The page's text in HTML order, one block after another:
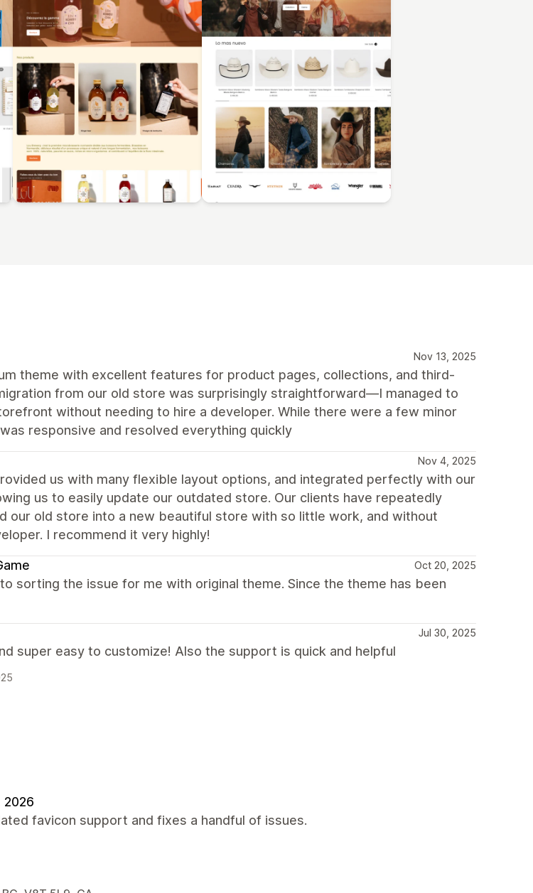
Nov 13, 2025
theme with excellent features for product pages, collections, and third-
from our old store was surprisingly straightforward—I managed to
without needing to hire a developer. While there were a few minor
responsive and resolved everything quickly
Nov 4, 2025
us with many flexible layout options, and integrated perfectly with our
us to easily update our outdated store. Our clients have repeatedly
our old store into a new beautiful store with so little work, and without
I recommend it very highly!
Oct 20, 2025
sorting the issue for me with original theme. Since the theme has been
Jul 30, 2025
super easy to customize! Also the support is quick and helpful
2026
favicon support and fixes a handful of issues.